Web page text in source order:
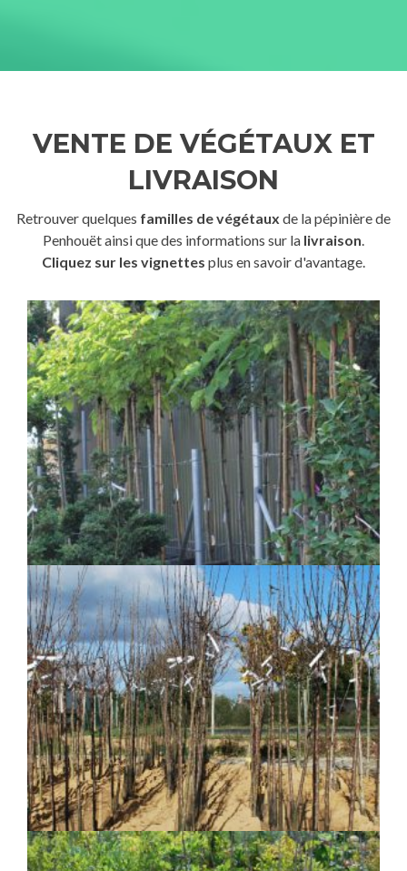
VENTE DE VÉGÉTAUX ET
LIVRAISON
Retrouver quelques familles de végétaux de la pépinière de
Penhouët ainsi que des informations sur la livraison.
Cliquez sur les vignettes plus en savoir d'avantage.